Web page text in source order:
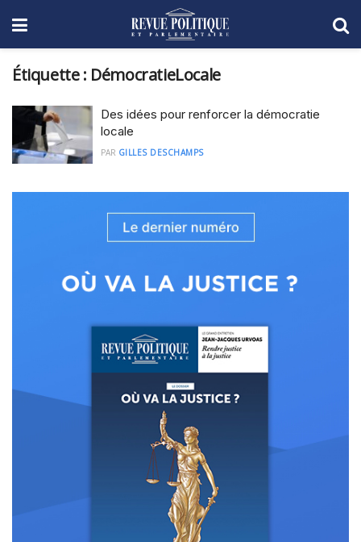
Étiquette : DémocratieLocale
Des idées pour renforcer la démocratie
locale
PAR GILLES DESCHAMPS